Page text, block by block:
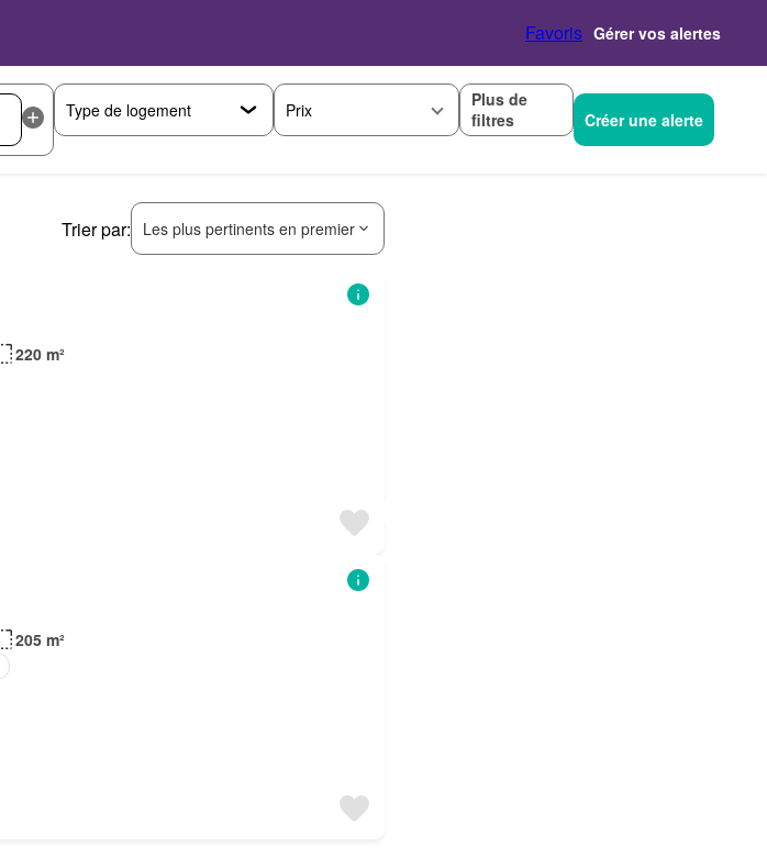
Favoris Gérer vos alertes
Prix
Plus de
filtres
Créer une alerte
Trier par: Les plus pertinents en premier
220 m²
205 m²